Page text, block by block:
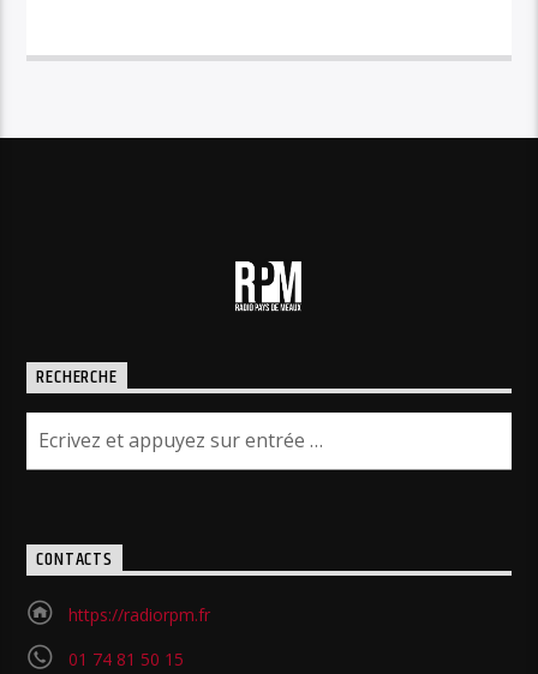
RECHERCHE
CONTACTS
https://radiorpm.fr
01 74 81 50 15